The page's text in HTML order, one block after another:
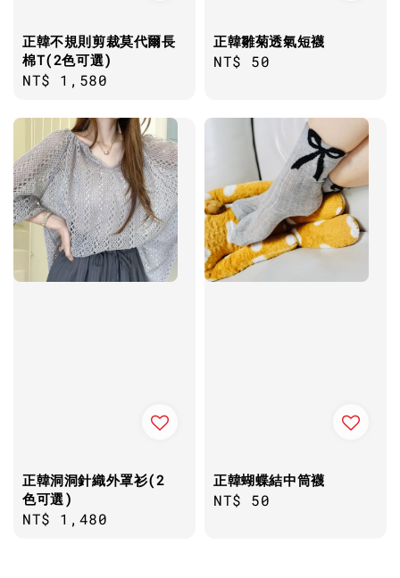
正韓不規則剪裁莫代爾長
棉T(2色可選)
Regular
NT$ 1,580
正韓雛菊透氣短襪
Regular
NT$ 50
正韓洞洞針織外罩衫(2
色可選)
Regular
NT$ 1,480
正韓蝴蝶結中筒襪
Regular
NT$ 50